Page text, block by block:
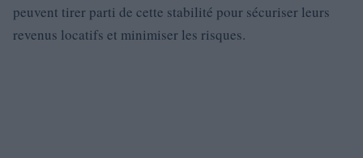
peuvent tirer parti de cette stabilité pour sécuriser leurs
revenus locatifs et minimiser les risques.